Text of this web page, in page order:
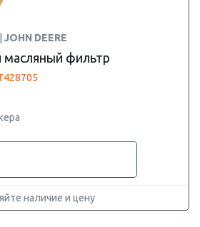
JOHN DEERE
масляный фильтр
наличие и цену